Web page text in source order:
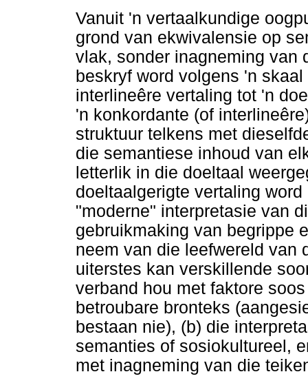
Vanuit 'n vertaalkundige
grond van ekwivalensie op
vlak, sonder inagneming van
beskryf word volgens 'n
interlineêre vertaling tot 'n
'n konkordante (of
struktuur telkens met
die semantiese inhoud van
letterlik in die doeltaal
doeltaalgerigte vertaling
"moderne" interpretasie van
gebruikmaking van begrippe
neem van die leefwereld van
uiterstes kan verskillende
verband hou met faktore
betroubare bronteks
bestaan nie), (b) die
semanties of sosiokultureel,
met inagneming van die